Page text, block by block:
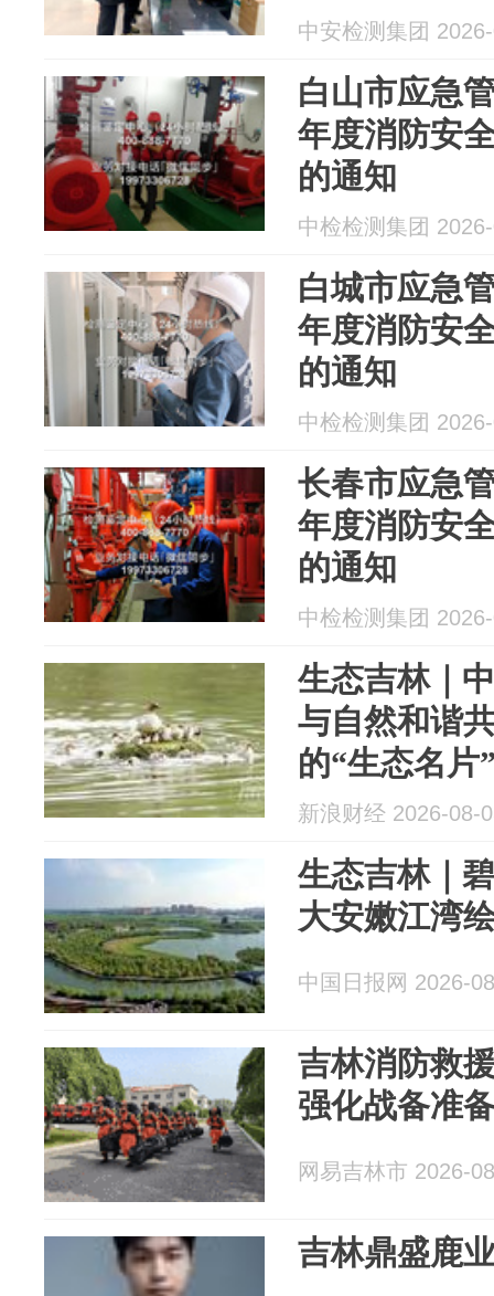
中安检测集团
白山市应急
年度消防安
的通知
中检检测集团
白城市应急
年度消防安
的通知
中检检测集团
长春市应急
年度消防安
的通知
中检检测集团
生态吉林｜
与自然和谐
的“生态名片
新浪财经 2026-08-
生态吉林｜
大安嫩江湾
中国日报网 2026-
吉林消防救
强化战备准
网易吉林市 2026-
吉林鼎盛鹿